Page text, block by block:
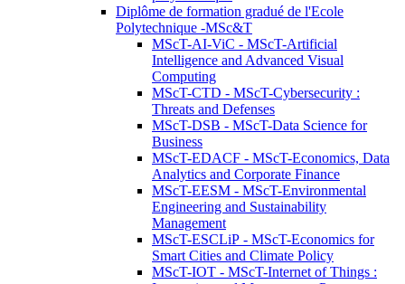
Diplôme de formation gradué de l'Ecole
Polytechnique -MSc&T
MScT-AI-ViC - MScT-Artificial
Intelligence and Advanced Visual
Computing
MScT-CTD - MScT-Cybersecurity :
Threats and Defenses
MScT-DSB - MScT-Data Science for
Business
MScT-EDACF - MScT-Economics, Data
Analytics and Corporate Finance
MScT-EESM - MScT-Environmental
Engineering and Sustainability
Management
MScT-ESCLiP - MScT-Economics for
Smart Cities and Climate Policy
MScT-IOT - MScT-Internet of Things :